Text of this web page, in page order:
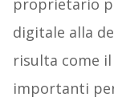
digitale alla
risulta come
importanti